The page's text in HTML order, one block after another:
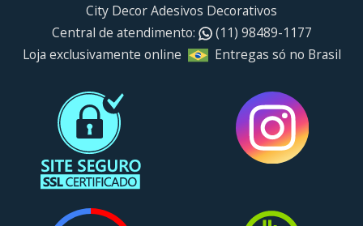
City Decor Adesivos Decorativos
Central de atendimento:
(11) 98489-1177
Loja exclusivamente online
Entregas só no Brasil